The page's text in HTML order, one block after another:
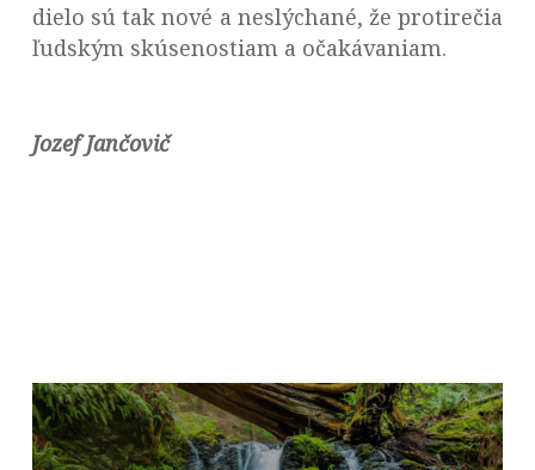
dielo sú tak nové a neslýchané, že protirečia
ľudským skúsenostiam a očakávaniam.
Jozef Jančovič